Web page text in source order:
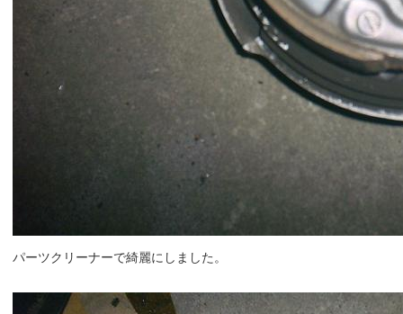
パーツクリーナーで綺麗にしました。